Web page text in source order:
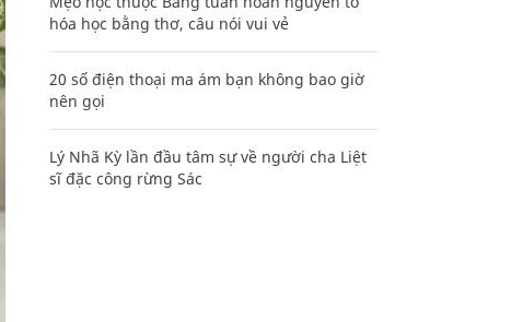
hóa học bằng thơ, câu nói vui vẻ
20 số điện thoại ma ám bạn không bao giờ
nên gọi
Lý Nhã Kỳ lần đầu tâm sự về người cha Liệt
sĩ đặc công rừng Sác